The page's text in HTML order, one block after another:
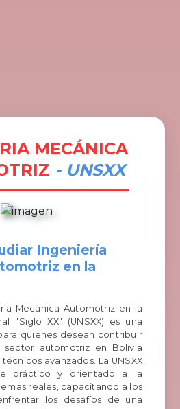
MECÁNICA
- UNSXX
Ingeniería
en la
Mecánica Automotriz en la
"Siglo XX" (UNSXX) es una
quienes desean contribuir
automotriz en Bolivia
avanzados. La UNSXX
práctico y orientado a la
reales, capacitando a los
los desafíos de una